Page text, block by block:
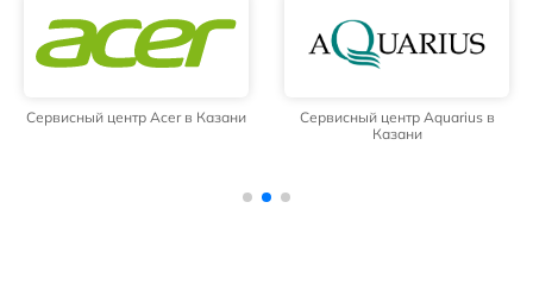
Сервисный центр Acer в Казани
Сервисный центр Aquarius в
Казани